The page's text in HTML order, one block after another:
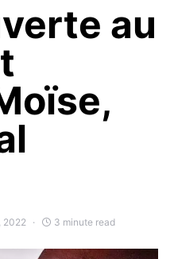
au
2022 3 minute read